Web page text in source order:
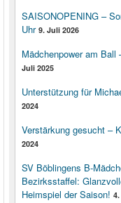
SAISONOPENING –
Uhr 9. Juli 2026
Mädchenpower am
Juli 2025
Unterstützung für
2024
Verstärkung gesucht –
2024
SV Böblingens B-
Bezirksstaffel:
Heimspiel der Saison!